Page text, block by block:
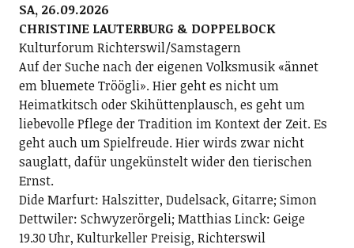
SA, 26.09.2026
CHRISTINE LAUTERBURG & DOPPELBOCK
Kulturforum Richterswil/Samstagern
Auf der Suche nach der eigenen Volksmusik «ännet
em bluemete Tröögli». Hier geht es nicht um
Heimatkitsch oder Skihüttenplausch, es geht um
liebevolle Pflege der Tradition im Kontext der Zeit. Es
geht auch um Spielfreude. Hier wirds zwar nicht
sauglatt, dafür ungekünstelt wider den tierischen
Ernst.
Dide Marfurt: Halszitter, Dudelsack, Gitarre; ­Simon
Dettwiler: Schwyzerörgeli; Matthias Linck: Geige
19.30 Uhr, Kulturkeller Preisig, Richterswil